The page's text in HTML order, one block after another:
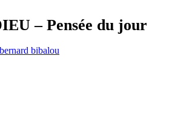
– Pensée du jour
bernard bibalou